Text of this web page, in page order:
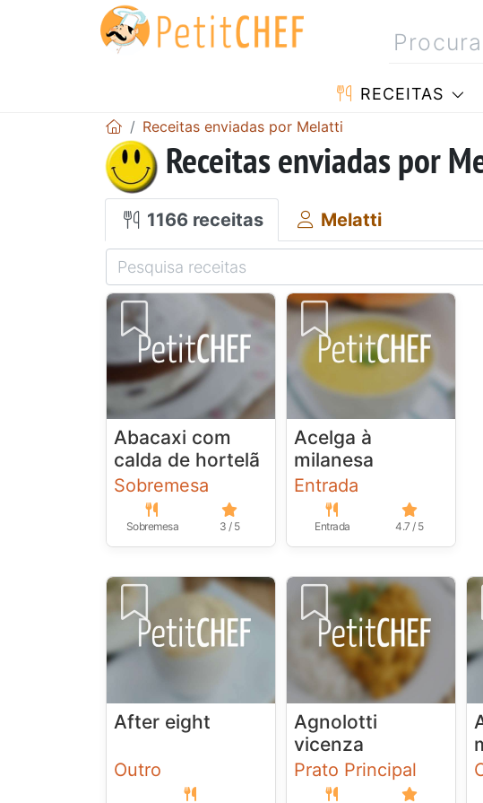
RECEITAS
Receitas enviadas por Melatti
Receitas enviadas por
1166 receitas Melatti
Abacaxi com
calda de hortelã
Sobremesa
Sobremesa 3 / 5
Acelga à
milanesa
Entrada
Entrada 4.7 / 5
After eight
Outro
Agnolotti
vicenza
Prato Principal